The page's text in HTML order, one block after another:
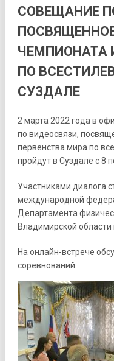
СОВЕЩАНИЕ
ЧЕМПИОНАТА
ПО
СУЗДАЛЕ
2 марта 2022 года в
по видеосвязи,
первенства мира по
пройдут в Суздале с 8
Участниками диалога
международной
Департамента
Владимирской
На онлайн-встрече
соревнований.